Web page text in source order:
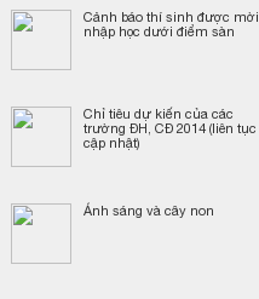
Cảnh báo thí sinh được mời
nhập học dưới điểm sàn
Chỉ tiêu dự kiến của các
trường ĐH, CĐ 2014 (liên tục
cập nhật)
Ánh sáng và cây non